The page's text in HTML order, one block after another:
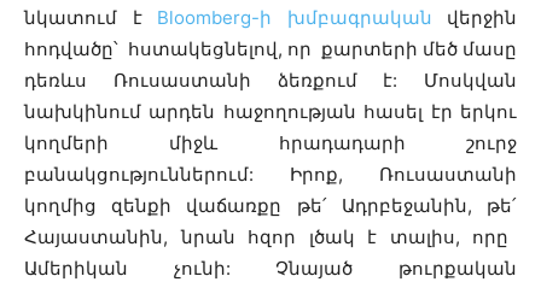
նկատում է Bloomberg-ի խմբագրական վերջին
հոդվածը՝ հստակեցնելով, որ քարտերի մեծ մասը
դեռևս Ռուսաստանի ձեռքում է: Մոսկվան
նախկինում արդեն հաջողության հասել էր երկու
կողմերի միջև հրադադարի շուրջ
բանակցություններում: Իրոք, Ռուսաստանի
կողմից զենքի վաճառքը թե՛ Ադրբեջանին, թե՛
Հայաստանին, նրան հզոր լծակ է տալիս, որը
Ամերիկան չունի: Չնայած թուրքական